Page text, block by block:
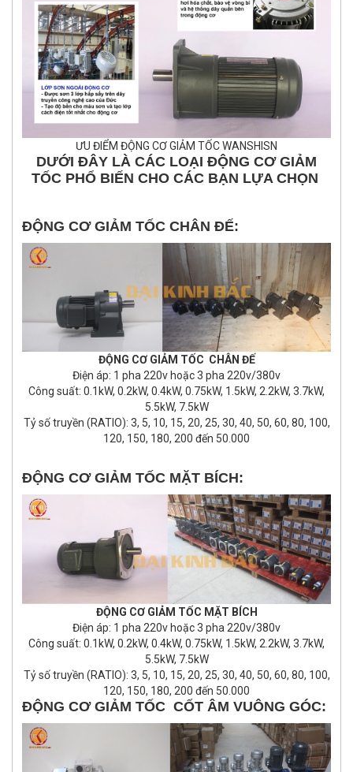
ƯU ĐIỂM ĐỘNG CƠ GIẢM TỐC WANSHISN
DƯỚI ĐÂY LÀ CÁC LOẠI ĐỘNG CƠ GIẢM
TỐC PHỔ BIẾN CHO CÁC BẠN LỰA CHỌN
ĐỘNG CƠ GIẢM TỐC CHÂN ĐẾ:
ĐỘNG CƠ GIẢM TỐC CHÂN ĐẾ
Điện áp: 1 pha 220v hoặc 3 pha 220v/380v
Công suất: 0.1kW, 0.2kW, 0.4kW, 0.75kW, 1.5kW, 2.2kW, 3.7kW,
5.5kW, 7.5kW
Tỷ số truyền (RATIO): 3, 5, 10, 15, 20, 25, 30, 40, 50, 60, 80, 100,
120, 150, 180, 200 đến 50.000
ĐỘNG CƠ GIẢM TỐC MẶT BÍCH:
ĐỘNG CƠ GIẢM TỐC MẶT BÍCH
Điện áp: 1 pha 220v hoặc 3 pha 220v/380v
Công suất: 0.1kW, 0.2kW, 0.4kW, 0.75kW, 1.5kW, 2.2kW, 3.7kW,
5.5kW, 7.5kW
Tỷ số truyền (RATIO): 3, 5, 10, 15, 20, 25, 30, 40, 50, 60, 80, 100,
120, 150, 180, 200 đến 50.000
ĐỘNG CƠ GIẢM TỐC CỐT ÂM VUÔNG GÓC: